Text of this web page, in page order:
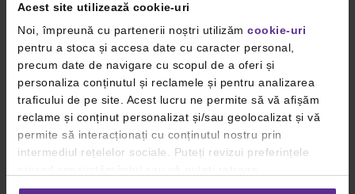
Acest site utilizează cookie-uri
Noi, împreună cu partenerii noștri utilizăm cookie-uri
pentru a stoca și accesa date cu caracter personal,
precum date de navigare cu scopul de a oferi și
personaliza conținutul și reclamele și pentru analizarea
traficului de pe site. Acest lucru ne permite să vă afișăm
reclame și conținut personalizat și/sau geolocalizat și vă
permite să interacționați cu conținutul nostru prin
intermediul rețelelor sociale. Puteți revizui preferințele
consimțământul oricând, făcând click pe linkul către